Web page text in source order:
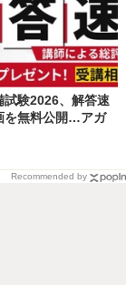
試験2026、解答速
を無料公開…アガ
Recommended by